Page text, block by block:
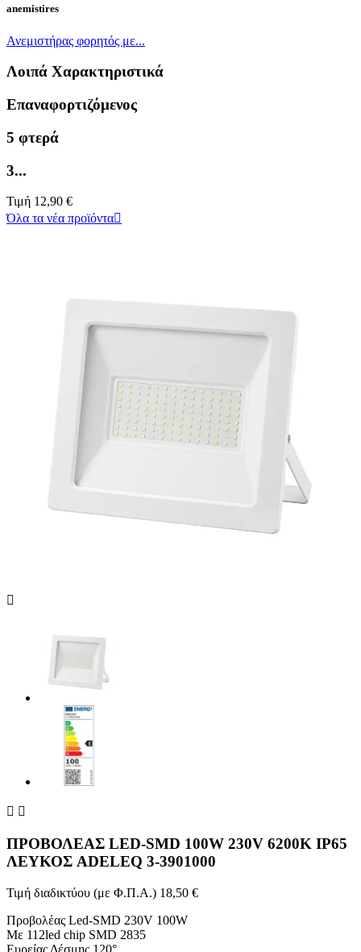
anemistires
Ανεμιστήρας φορητός με...
Λοιπά Χαρακτηριστικά
Επαναφορτιζόμενος
5 φτερά
3...
Τιμή 12,90 €
Όλα τα νέα προϊόντα

 
ΠΡΟΒΟΛΕΑΣ LED-SMD 100W 230V 6200K IP65
ΛΕΥΚΟΣ ADELEQ 3-3901000
Τιμή διαδικτύου (με Φ.Π.Α.) 18,50 €
Προβολέας Led-SMD 230V 100W
Με 112led chip SMD 2835
Ευρείας Δέσμης 120°